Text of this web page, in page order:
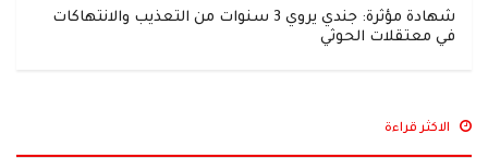
شهادة مؤثرة: جندي يروي 3 سنوات من التعذيب والانتهاكات
في معتقلات الحوثي
الاكثر قراءة